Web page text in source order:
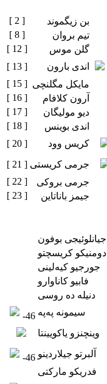
[ 2 ]
بن زیگموند
[ 8 ]
تیم بروان
[ 12 ]
گلن موس
[ 13 ]
اندی بارون
[ 15 ] مایکل مگلنچی
[ 16 ]
آرون کلافام
[ 17 ]
دیو مولیگان
[ 18 ]
اندی بوینس
[ 20 ]
کریس وود
[ 21 ] جرمی کریستی
[ 22 ]
جرمی بروکی
[ 23 ]
جیمز باناتاین
جیانلوئیجی بوفون
دومنیکو کریسچتو
جورجیو کیه‌لینی
فابیو کاناوارو
دنیله ده روسی
-46 سیمونه په‌په
وینچنزو یاکویینتا
-46 آلبرتو جیلاردینو
فدریکو مارکتی